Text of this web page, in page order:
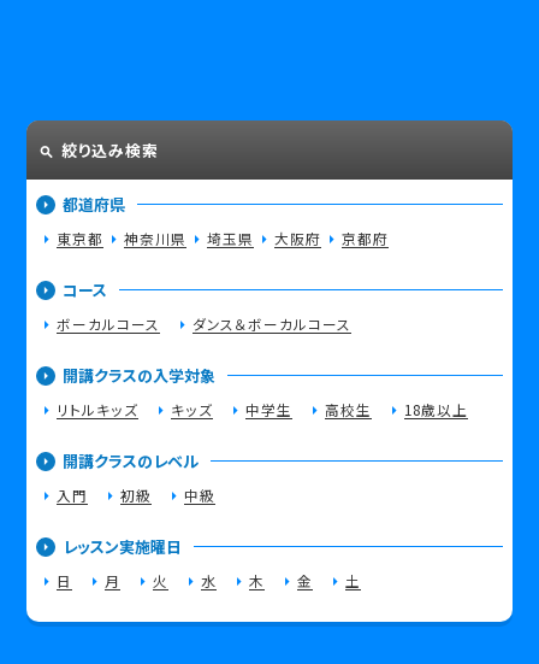
入門クラス受講料 3,850円(税込)（月2回/各レッスン60分）
初級クラス受講料 7,150円(税込)（月2回/各レッスン90分）
※初級クラスは入門クラスからの昇級者、またはスキルチェックテストで一
定以上の成績を修めた方が対象です
受講料 8,800円(税込)（月4回/各レッスン60分）
受講料 6,050円(税込)（月2回/各レッスン90分）
▼全プログラム
体験受講料 1,100円
-------------------------------------------------------
◯対象年齢
小学校１年生～
絞り込み検索
都道府県
東京都 神奈川県 埼玉県 大阪府 京都府
コース
ボーカルコース ダンス＆ボーカルコース
開講クラスの入学対象
リトルキッズ キッズ 中学生 高校生 18歳以上
開講クラスのレベル
入門 初級 中級
レッスン実施曜日
日 月 火 水 木 金 土